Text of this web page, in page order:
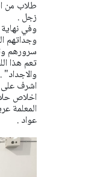
طلاب من
زجل .
وفي
وجداتهم
سرورهم
تعم هذا
والاجداد" .
اشرف على
اخلاص
المعلمة
عواد .